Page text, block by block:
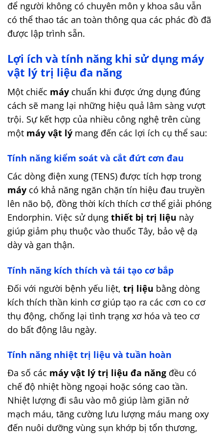
để người không có chuyên môn y khoa sâu vẫn
có thể thao tác an toàn thông qua các phác đồ đã
được lập trình sẵn.
Lợi ích và tính năng khi sử dụng máy
vật lý trị liệu đa năng
Một chiếc máy chuẩn khi được ứng dụng đúng
cách sẽ mang lại những hiệu quả lâm sàng vượt
trội. Sự kết hợp của nhiều công nghệ trên cùng
một máy vật lý mang đến các lợi ích cụ thể sau:
Tính năng kiểm soát và cắt đứt cơn đau
Các dòng điện xung (TENS) được tích hợp trong
máy có khả năng ngăn chặn tín hiệu đau truyền
lên não bộ, đồng thời kích thích cơ thể giải phóng
Endorphin. Việc sử dụng thiết bị trị liệu này
giúp giảm phụ thuộc vào thuốc Tây, bảo vệ dạ
dày và gan thận.
Tính năng kích thích và tái tạo cơ bắp
Đối với người bệnh yếu liệt, trị liệu bằng dòng
kích thích thần kinh cơ giúp tạo ra các cơn co cơ
thụ động, chống lại tình trạng xơ hóa và teo cơ
do bất động lâu ngày.
Tính năng nhiệt trị liệu và tuần hoàn
Đa số các máy vật lý trị liệu đa năng đều có
chế độ nhiệt hồng ngoại hoặc sóng cao tần.
Nhiệt lượng đi sâu vào mô giúp làm giãn nở
mạch máu, tăng cường lưu lượng máu mang oxy
đến nuôi dưỡng vùng sụn khớp bị tổn thương,